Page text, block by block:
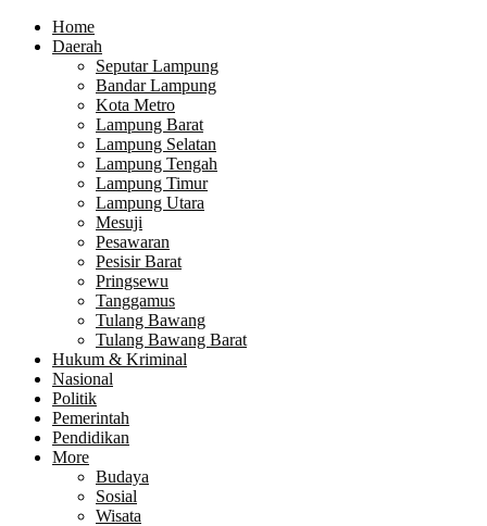
Home
Daerah
Seputar Lampung
Bandar Lampung
Kota Metro
Lampung Barat
Lampung Selatan
Lampung Tengah
Lampung Timur
Lampung Utara
Mesuji
Pesawaran
Pesisir Barat
Pringsewu
Tanggamus
Tulang Bawang
Tulang Bawang Barat
Hukum & Kriminal
Nasional
Politik
Pemerintah
Pendidikan
More
Budaya
Sosial
Wisata